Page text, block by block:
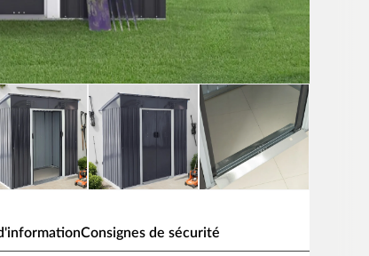
Consignes de sécurité